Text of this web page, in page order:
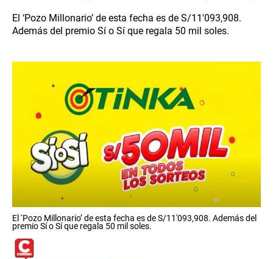
El ‘Pozo Millonario’ de esta fecha es de S/11′093,908.
Además del premio Sí o Sí que regala 50 mil soles.
El ‘Pozo Millonario’ de esta fecha es de S/11′093,908. Además del
premio Sí o Sí que regala 50 mil soles.